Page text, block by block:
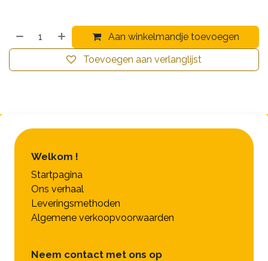
Aan winkelmandje toevoegen
Toevoegen aan verlanglijst
Welkom !
Startpagina
Ons verhaal
Leveringsmethoden
Algemene verkoopvoorwaarden
Neem contact met ons op